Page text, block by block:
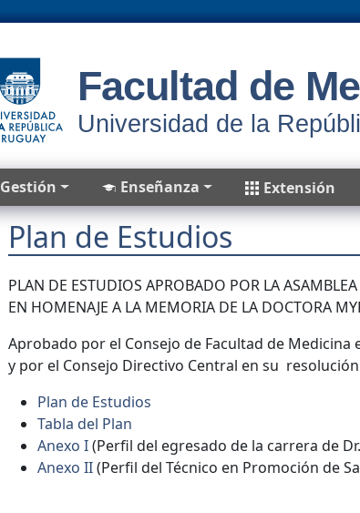
Facultad de
Universidad de la
Gestión Enseñanza Extensión
Plan de Estudios
PLAN DE ESTUDIOS APROBADO POR LA
EN HOMENAJE A LA MEMORIA DE LA DOCTORA
Aprobado por el Consejo de Facultad de Medicina
y por el Consejo Directivo Central en su
Plan de Estudios
Tabla del Plan
Anexo I(Perfil del egresado de la carrera de
Anexo II(Perfil del Técnico en Promoción de